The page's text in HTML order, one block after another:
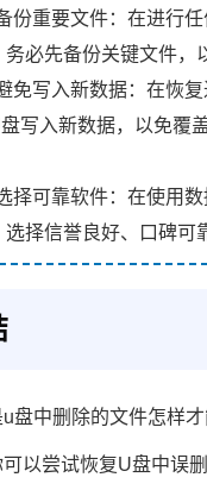
份重要文件：在进行
务必先备份关键文件，
免写入新数据：在恢
写入新数据，以免覆
择可靠软件：在使用
选择信誉良好、口碑可
盘中删除的文件怎样
以尝试恢复U盘中误